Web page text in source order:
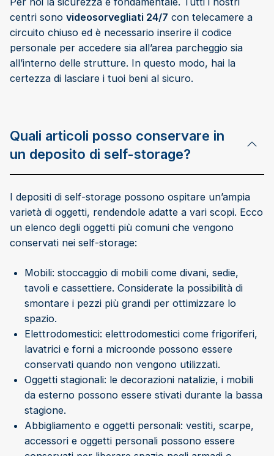
centri sono videosorvegliati 24/7 con telecamere a
circuito chiuso ed è necessario inserire il codice
personale per accedere sia all’area parcheggio sia
all’interno delle strutture. In questo modo, hai la
certezza di lasciare i tuoi beni al sicuro.
Quali articoli posso conservare in
un deposito di self-storage?
I depositi di self-storage possono ospitare un’ampia
varietà di oggetti, rendendole adatte a vari scopi. Ecco
un elenco degli oggetti più comuni che vengono
conservati nei self-storage:
Mobili: stoccaggio di mobili come divani, sedie,
tavoli e cassettiere. Considerate la possibilità di
smontare i pezzi più grandi per ottimizzare lo
spazio.
Elettrodomestici: elettrodomestici come frigoriferi,
lavatrici e forni a microonde possono essere
conservati quando non vengono utilizzati.
Oggetti stagionali: le decorazioni natalizie, i mobili
da esterno possono essere stivati durante la bassa
stagione.
Abbigliamento e oggetti personali: vestiti, scarpe,
accessori e oggetti personali possono essere